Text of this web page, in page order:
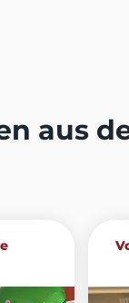
aus